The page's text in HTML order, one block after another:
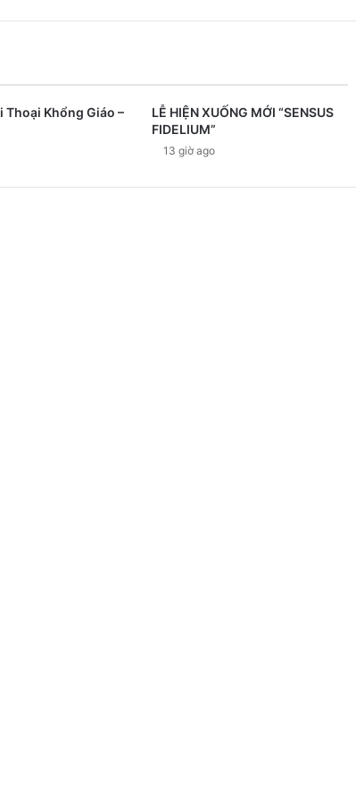
Thoại Khổng Giáo –
LỄ HIỆN XUỐNG MỚI “SENSUS
FIDELIUM”
13 giờ ago